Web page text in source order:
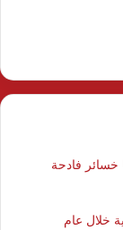
خسائر فادحة
خلال عام